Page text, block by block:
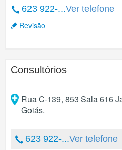
623 922-...Ver telefone
Revisão
Consultórios
Rua C-139, 853 Sala 616
Goiás.
623 922-...Ver telefone